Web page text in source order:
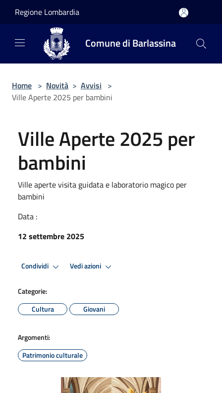
Regione Lombardia
Comune di Barlassina
Home > Novità > Avvisi >
Ville Aperte 2025 per bambini
Ville Aperte 2025 per
bambini
Ville aperte visita guidata e laboratorio magico per
bambini
Data :
12 settembre 2025
Condividi Vedi azioni
Categorie:
Cultura
Giovani
Argomenti:
Patrimonio culturale